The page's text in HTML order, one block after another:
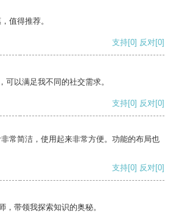
值得推荐。
支持[0] 反对[0]
可以满足我不同的社交需求。
支持[0] 反对[0]
常简洁，使用起来非常方便。功能的布局也
支持[0] 反对[0]
，带领我探索知识的奥秘。